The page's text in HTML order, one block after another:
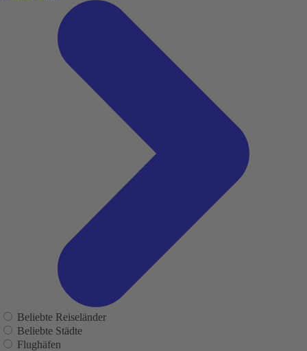
Beliebte Reiseländer
Beliebte Städte
Flughäfen